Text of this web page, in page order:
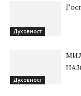
Духовност
Духовност